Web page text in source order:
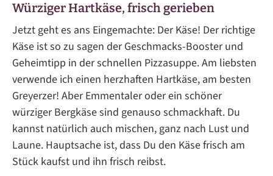
Würziger Hartkäse, frisch gerieben
Jetzt geht es ans Eingemachte: Der Käse! Der richtige
Käse ist so zu sagen der Geschmacks-Booster und
Geheimtipp in der schnellen Pizzasuppe. Am liebsten
verwende ich einen herzhaften Hartkäse, am besten
Greyerzer! Aber Emmentaler oder ein schöner
würziger Bergkäse sind genauso schmackhaft. Du
kannst natürlich auch mischen, ganz nach Lust und
Laune. Hauptsache ist, dass Du den Käse frisch am
Stück kaufst und ihn frisch reibst.